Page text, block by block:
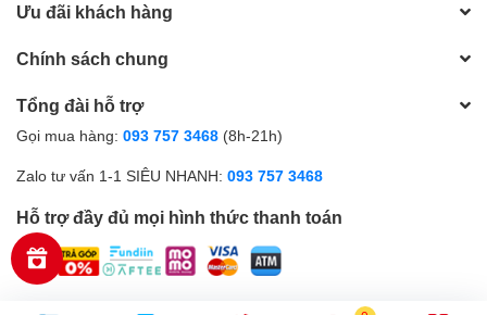
Ưu đãi khách hàng
Chính sách chung
Tổng đài hỗ trợ
Gọi mua hàng: 093 757 3468 (8h-21h)
Zalo tư vấn 1-1 SIÊU NHANH: 093 757 3468
Hỗ trợ đầy đủ mọi hình thức thanh toán